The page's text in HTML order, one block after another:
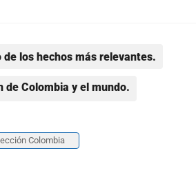
los hechos más relevantes.
Colombia y el mundo.
Colombia